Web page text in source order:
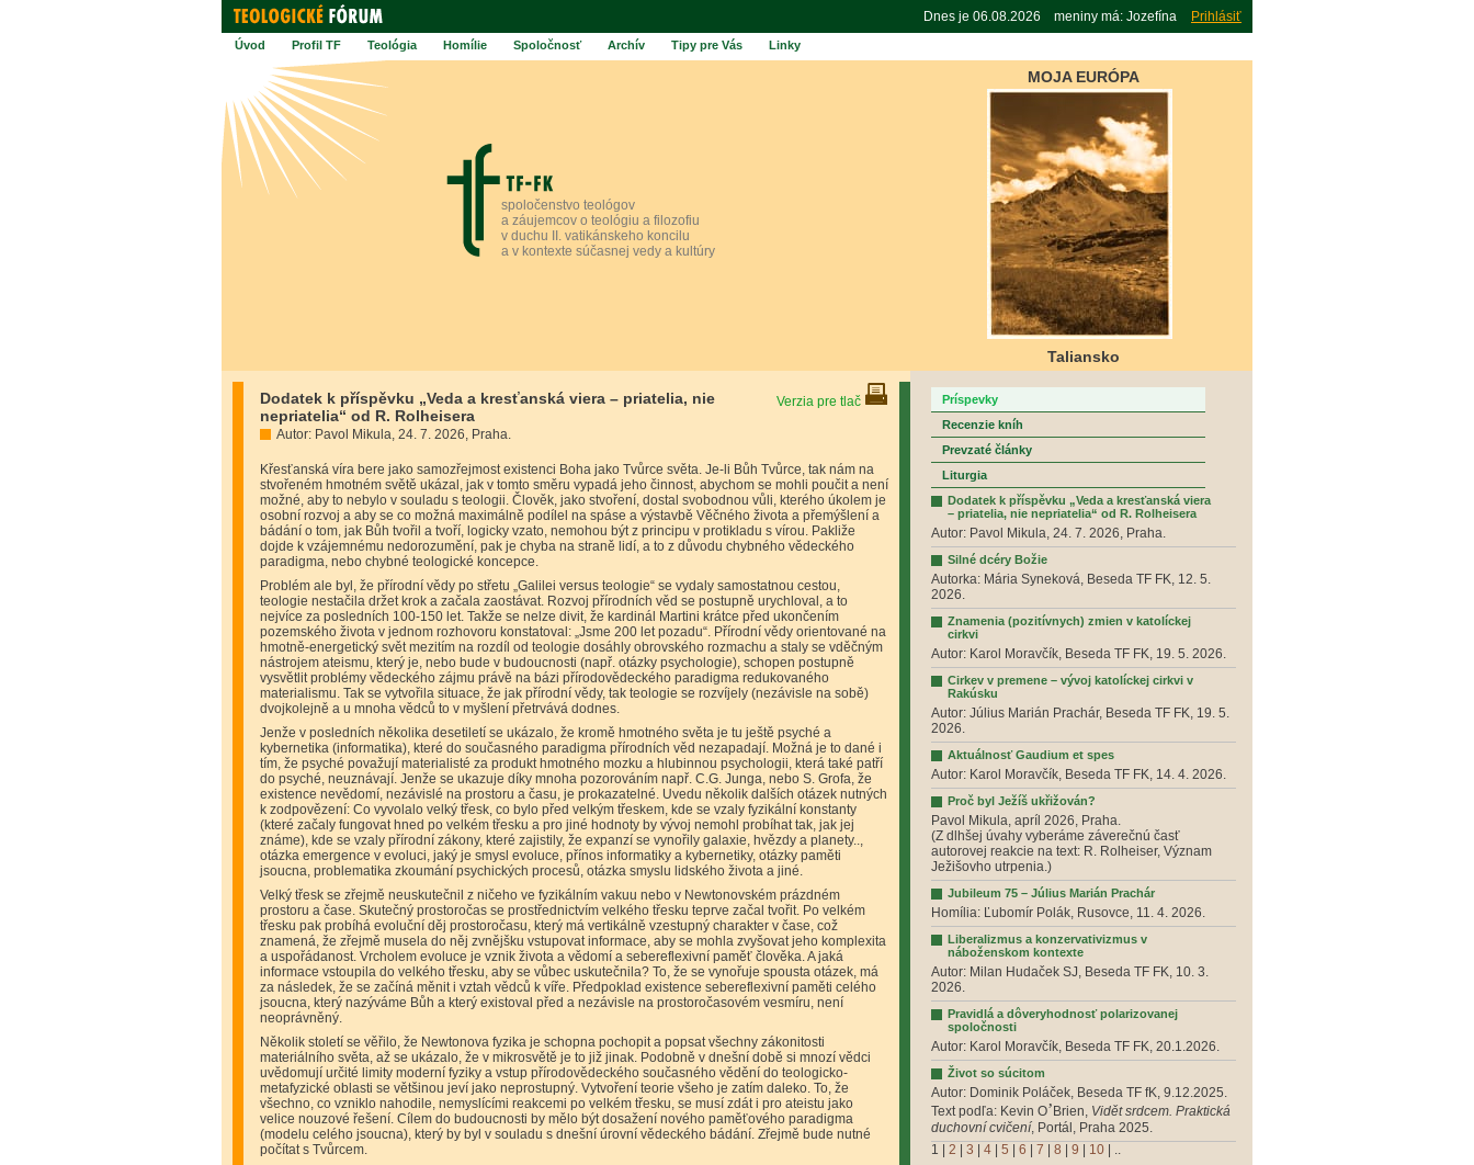
Dnes je 06.08.2026 meniny má: Jozefína Prihlásiť
Úvod Profil TF Teológia Homílie Spoločnosť Archív Tipy pre Vás Linky
spoločenstvo teológov
a záujemcov o teológiu a filozofiu
v duchu II. vatikánskeho koncilu
a v kontexte súčasnej vedy a kultúry
MOJA EURÓPA
Taliansko
Verzia pre tlač
Dodatek k příspěvku „Veda a kresťanská viera – priatelia, nie
nepriatelia“ od R. Rolheisera
Autor: Pavol Mikula, 24. 7. 2026, Praha.
Křesťanská víra bere jako samozřejmost existenci Boha jako Tvůrce světa. Je-li Bůh Tvůrce, tak nám na
stvořeném hmotném světě ukázal, jak v tomto směru vypadá jeho činnost, abychom se mohli poučit a není
možné, aby to nebylo v souladu s teologii. Člověk, jako stvoření, dostal svobodnou vůli, kterého úkolem je
osobní rozvoj a aby se co možná maximálně podílel na spáse a výstavbě Věčného života a přemýšlení a
bádání o tom, jak Bůh tvořil a tvoří, logicky vzato, nemohou být z principu v protikladu s vírou. Pakliže
dojde k vzájemnému nedorozumění, pak je chyba na straně lidí, a to z důvodu chybného vědeckého
paradigma, nebo chybné teologické koncepce.
Problém ale byl, že přírodní vědy po střetu „Galilei versus teologie“ se vydaly samostatnou cestou,
teologie nestačila držet krok a začala zaostávat. Rozvoj přírodních věd se postupně urychloval, a to
nejvíce za posledních 100-150 let. Takže se nelze divit, že kardinál Martini krátce před ukončením
pozemského života v jednom rozhovoru konstatoval: „Jsme 200 let pozadu“. Přírodní vědy orientované na
hmotně-energetický svět mezitím na rozdíl od teologie dosáhly obrovského rozmachu a staly se vděčným
nástrojem ateismu, který je, nebo bude v budoucnosti (např. otázky psychologie), schopen postupně
vysvětlit problémy vědeckého zájmu právě na bázi přírodovědeckého paradigma redukovaného
materialismu. Tak se vytvořila situace, že jak přírodní vědy, tak teologie se rozvíjely (nezávisle na sobě)
dvojkolejně a u mnoha vědců to v myšlení přetrvává dodnes.
Jenže v posledních několika desetiletí se ukázalo, že kromě hmotného světa je tu ještě psyché a
kybernetika (informatika), které do současného paradigma přírodních věd nezapadají. Možná je to dané i
tím, že psyché považují materialisté za produkt hmotného mozku a hlubinnou psychologii, která také patří
do psyché, neuznávají. Jenže se ukazuje díky mnoha pozorováním např. C.G. Junga, nebo S. Grofa, že
existence nevědomí, nezávislé na prostoru a času, je prokazatelné. Uvedu několik dalších otázek nutných
k zodpovězení: Co vyvolalo velký třesk, co bylo před velkým třeskem, kde se vzaly fyzikální konstanty
(které začaly fungovat hned po velkém třesku a pro jiné hodnoty by vývoj nemohl probíhat tak, jak jej
známe), kde se vzaly přírodní zákony, které zajistily, že expanzí se vynořily galaxie, hvězdy a planety..,
otázka emergence v evoluci, jaký je smysl evoluce, přínos informatiky a kybernetiky, otázky paměti
jsoucna, problematika zkoumání psychických procesů, otázka smyslu lidského života a jiné.
Velký třesk se zřejmě neuskutečnil z ničeho ve fyzikálním vakuu nebo v Newtonovském prázdném
prostoru a čase. Skutečný prostoročas se prostřednictvím velkého třesku teprve začal tvořit. Po velkém
třesku pak probíhá evoluční děj prostoročasu, který má vertikálně vzestupný charakter v čase, což
znamená, že zřejmě musela do něj zvnějšku vstupovat informace, aby se mohla zvyšovat jeho komplexita
a uspořádanost. Vrcholem evoluce je vznik života a vědomí a sebereflexivní paměť člověka. A jaká
informace vstoupila do velkého třesku, aby se vůbec uskutečnila? To, že se vynořuje spousta otázek, má
za následek, že se začíná měnit i vztah vědců k víře. Předpoklad existence sebereflexivní paměti celého
jsoucna, který nazýváme Bůh a který existoval před a nezávisle na prostoročasovém vesmíru, není
neoprávněný.
Několik století se věřilo, že Newtonova fyzika je schopna pochopit a popsat všechny zákonitosti
materiálního světa, až se ukázalo, že v mikrosvětě je to již jinak. Podobně v dnešní době si mnozí vědci
uvědomují určité limity moderní fyziky a vstup přírodovědeckého současného vědění do teologicko-
metafyzické oblasti se většinou jeví jako neprostupný. Vytvoření teorie všeho je zatím daleko. To, že
všechno, co vzniklo nahodile, nemyslícími reakcemi po velkém třesku, se musí zdát i pro ateistu jako
velice nouzové řešení. Cílem do budoucnosti by mělo být dosažení nového paměťového paradigma
(modelu celého jsoucna), který by byl v souladu s dnešní úrovní vědeckého bádání. Zřejmě bude nutné
počítat s Tvůrcem.
Príspevky
Recenzie kníh
Prevzaté články
Liturgia
Dodatek k příspěvku „Veda a kresťanská viera
– priatelia, nie nepriatelia“ od R. Rolheisera
Autor: Pavol Mikula, 24. 7. 2026, Praha.
Silné dcéry Božie
Autorka: Mária Syneková, Beseda TF FK, 12. 5.
2026.
Znamenia (pozitívnych) zmien v katolíckej
cirkvi
Autor: Karol Moravčík, Beseda TF FK, 19. 5. 2026.
Cirkev v premene – vývoj katolíckej cirkvi v
Rakúsku
Autor: Július Marián Prachár, Beseda TF FK, 19. 5.
2026.
Aktuálnosť Gaudium et spes
Autor: Karol Moravčík, Beseda TF FK, 14. 4. 2026.
Proč byl Ježíš ukřižován?
Pavol Mikula, apríl 2026, Praha.
(Z dlhšej úvahy vyberáme záverečnú časť
autorovej reakcie na text: R. Rolheiser, Význam
Ježišovho utrpenia.)
Jubileum 75 – Július Marián Prachár
Homília: Ľubomír Polák, Rusovce, 11. 4. 2026.
Liberalizmus a konzervativizmus v
náboženskom kontexte
Autor: Milan Hudaček SJ, Beseda TF FK, 10. 3.
2026.
Pravidlá a dôveryhodnosť polarizovanej
spoločnosti
Autor: Karol Moravčík, Beseda TF FK, 20.1.2026.
Život so súcitom
Autor: Dominik Poláček, Beseda TF fK, 9.12.2025.
Text podľa: Kevin O’ Brien, Vidět srdcem. Praktická
duchovní cvičení, Portál, Praha 2025.
1
2 3 4 5 6 7 8 9 10 | ..